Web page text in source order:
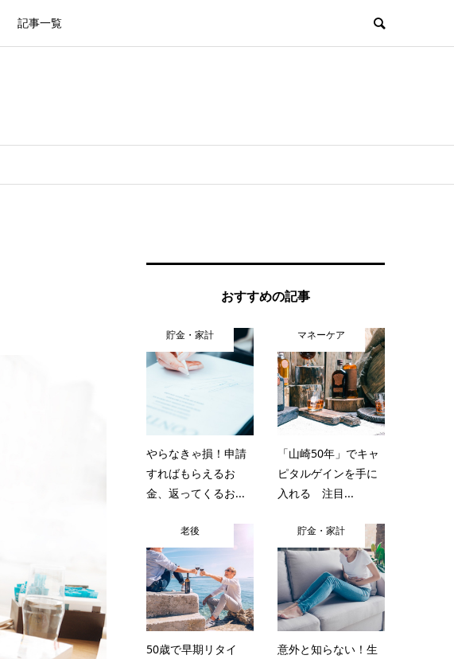
記事一覧
おすすめの記事
貯金・家計
やらなきゃ損！申請
すればもらえるお
金、返ってくるお...
マネーケア
「山崎50年」でキャ
ピタルゲインを手に
入れる 注目...
老後
50歳で早期リタイ
貯金・家計
意外と知らない！生